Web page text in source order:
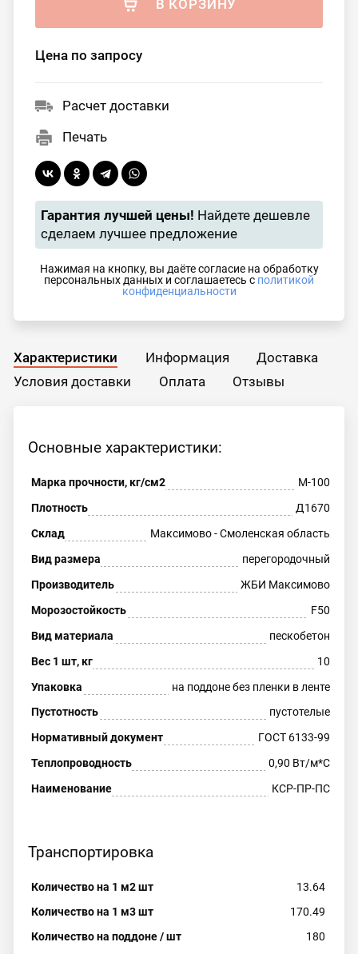
В КОРЗИНУ
Цена по запросу
Расчет доставки
Печать
Гарантия лучшей цены! Найдете дешевле
сделаем лучшее предложение
Нажимая на кнопку, вы даёте согласие на обработку
персональных данных и соглашаетесь с политикой
конфиденциальности
Характеристики Информация
Доставка
Условия доставки
Оплата Отзывы
Основные характеристики:
Марка прочности, кг/см2
М-100
Плотность
Д1670
Склад
Максимово - Смоленская область
Вид размера
перегородочный
Производитель
ЖБИ Максимово
Морозостойкость
F50
Вид материала
пескобетон
Вес 1 шт, кг
10
Упаковка
на поддоне без пленки в ленте
Пустотность
пустотелые
Нормативный документ
ГОСТ 6133-99
Теплопроводность
0,90 Вт/м*С
Наименование
КСР-ПР-ПС
Транспортировка
Количество на 1 м2 шт
13.64
Количество на 1 м3 шт
170.49
Количество на поддоне / шт
180